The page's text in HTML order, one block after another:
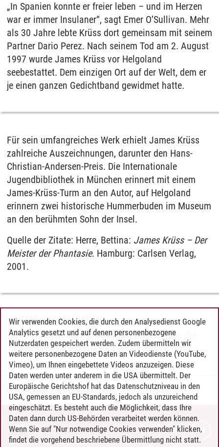
„In Spanien konnte er freier leben – und im Herzen
war er immer Insulaner“, sagt Emer O’Sullivan. Mehr
als 30 Jahre lebte Krüss dort gemeinsam mit seinem
Partner Dario Perez. Nach seinem Tod am 2. August
1997 wurde James Krüss vor Helgoland
seebestattet. Dem einzigen Ort auf der Welt, dem er
je einen ganzen Gedichtband gewidmet hatte.
Für sein umfangreiches Werk erhielt James Krüss
zahlreiche Auszeichnungen, darunter den Hans-
Christian-Andersen-Preis. Die Internationale
Jugendbibliothek in München erinnert mit einem
James-Krüss-Turm an den Autor, auf Helgoland
erinnern zwei historische Hummerbuden im Museum
an den berühmten Sohn der Insel.
Quelle der Zitate: Herre, Bettina: James Krüss – Der
Meister der Phantasie. Hamburg: Carlsen Verlag,
2001.
WEITERE INFORMATIONEN
10 Minuten Lyrik am 27. Mai 2026: „Wenn die
Möpse Schnäpse trinken“
Dr. Marietta Hülsmann/26.05.2026
KONTAKT
LEUPHANA ALS ARBEITGEBER
Wir verwenden Cookies, die durch den Analysedienst Google
Analytics gesetzt und auf denen personenbezogene
Nutzerdaten gespeichert werden. Zudem übermitteln wir
weitere personenbezogene Daten an Videodienste (YouTube,
Vimeo), um Ihnen eingebettete Videos anzuzeigen. Diese
Daten werden unter anderem in die USA übermittelt. Der
Europäische Gerichtshof hat das Datenschutzniveau in den
USA, gemessen an EU-Standards, jedoch als unzureichend
eingeschätzt. Es besteht auch die Möglichkeit, dass Ihre
Daten dann durch US-Behörden verarbeitet werden können.
Wenn Sie auf "Nur notwendige Cookies verwenden" klicken,
findet die vorgehend beschriebene Übermittlung nicht statt.